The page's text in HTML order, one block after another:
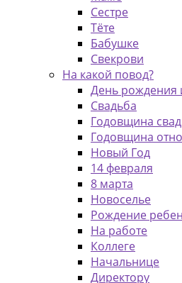
Сестре
Тёте
Бабушке
Свекрови
На какой повод?
День
Свадьба
Годовщина
Годовщина
Новый Год
14 февраля
8 марта
Новоселье
Рождение
На работе
Коллеге
Начальнице
Директору